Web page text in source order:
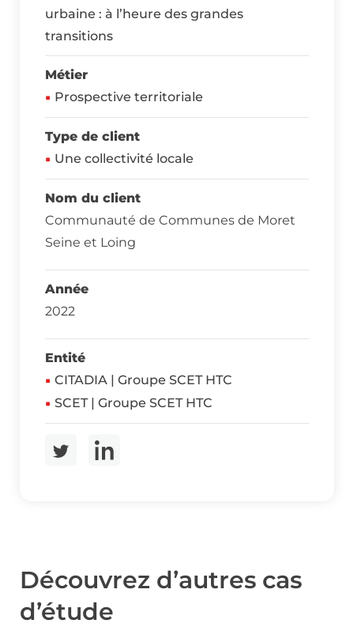
urbaine : à l’heure des grandes
transitions
Métier
Prospective territoriale
Type de client
Une collectivité locale
Nom du client
Communauté de Communes de Moret
Seine et Loing
Année
2022
Entité
CITADIA | Groupe SCET HTC
SCET | Groupe SCET HTC
Découvrez d’autres cas
d’étude